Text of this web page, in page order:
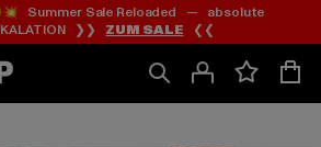
Zum
Inhalt
springen
Zum
Fußzeile
springen
Summer Sale Reloaded — absolute
❯❯ ZUM SALE ❮❮